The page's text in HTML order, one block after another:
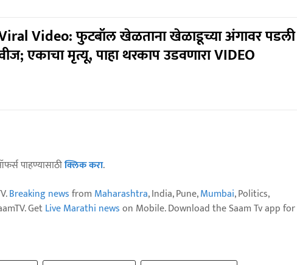
Video: फुटबॉल खेळताना खेळाडूच्या अंगावर पडली
एकाचा मृत्यू, पाहा थरकाप उडवणारा VIDEO
पाहण्यासाठीक्लिक करा.
Breaking newsfrom Maharashtra, India, Pune,Mumbai, Politics,
GetLive Marathi newson Mobile. Download the Saam Tv app for